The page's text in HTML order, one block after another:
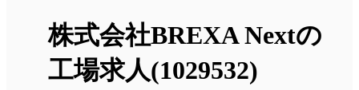
株式会社BREXA Nextの
工場求人(1029532)